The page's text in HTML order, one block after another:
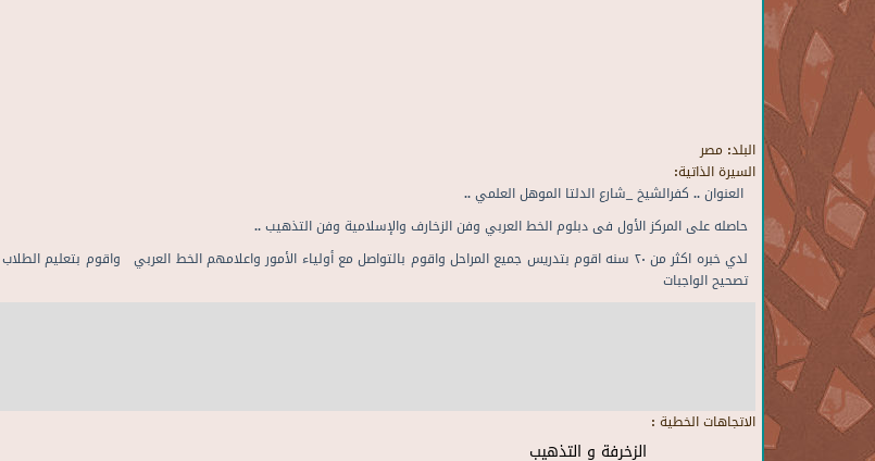
البلد: مصر
السيرة الذاتية:
العنوان .. كفرالشيخ _شارع الدلتا الموهل العلمي ..
حاصله على المركز الأول فى دبلوم الخط العربي وفن الزخارف والإسلامية وفن التذهيب ..
لدي خبره اكثر من ٢٠ سنه اقوم بتدريس جميع المراحل واقوم بالتواصل مع أولياء الأمور واعلامهم الخط العربي واقوم
تصحيح الواجبات
الاتجاهات الخطية :
الزخرفة و التذهيب